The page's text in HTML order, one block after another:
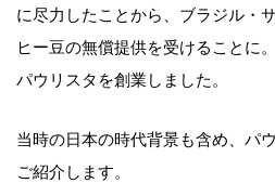
に尽力したことから、ブラジル・
ヒー豆の無償提供を受けることに
パウリスタを創業しました。
当時の日本の時代背景も含め、パ
ご紹介します。